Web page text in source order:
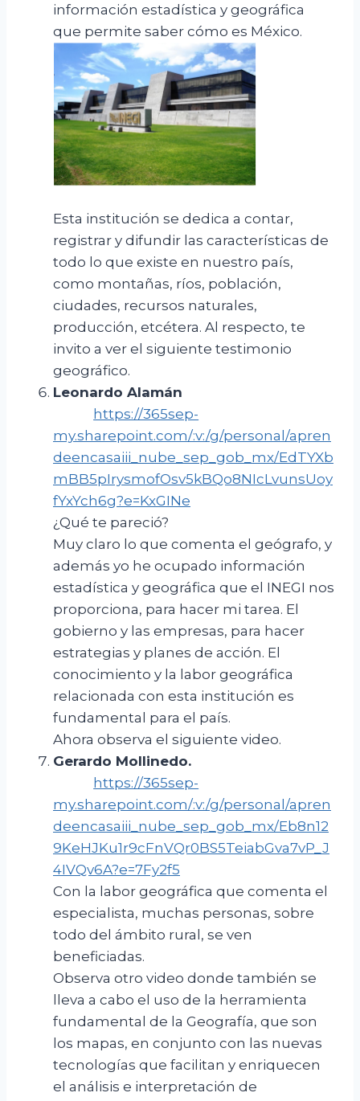
información estadística y geográfica
que permite saber cómo es México.
Esta institución se dedica a contar,
registrar y difundir las características de
todo lo que existe en nuestro país,
como montañas, ríos, población,
ciudades, recursos naturales,
producción, etcétera. Al respecto, te
invito a ver el siguiente testimonio
geográfico.
Leonardo Alamán
https://365sep-
my.sharepoint.com/:v:/g/personal/apren
deencasaiii_nube_sep_gob_mx/EdTYXb
mBB5pIrysmofOsv5kBQo8NIcLvunsUoy
fYxYch6g?e=KxGINe
¿Qué te pareció?
Muy claro lo que comenta el geógrafo, y
además yo he ocupado información
estadística y geográfica que el INEGI nos
proporciona, para hacer mi tarea. El
gobierno y las empresas, para hacer
estrategias y planes de acción. El
conocimiento y la labor geográfica
relacionada con esta institución es
fundamental para el país.
Ahora observa el siguiente video.
Gerardo Mollinedo.
https://365sep-
my.sharepoint.com/:v:/g/personal/apren
deencasaiii_nube_sep_gob_mx/Eb8n12
9KeHJKu1r9cFnVQr0BS5TeiabGva7vP_J
4IVQv6A?e=7Fy2f5
Con la labor geográfica que comenta el
especialista, muchas personas, sobre
todo del ámbito rural, se ven
beneficiadas.
Observa otro video donde también se
lleva a cabo el uso de la herramienta
fundamental de la Geografía, que son
los mapas, en conjunto con las nuevas
tecnologías que facilitan y enriquecen
el análisis e interpretación de